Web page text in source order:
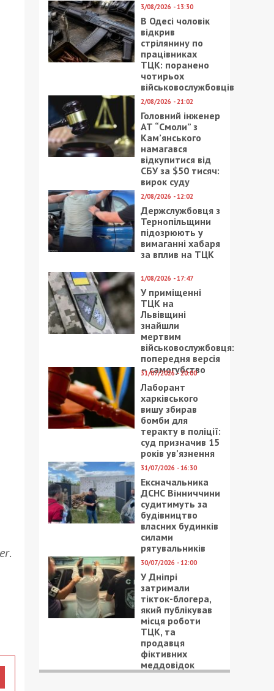
.
3/08/2026 - 13:30
В Одесі чоловік
відкрив
стрілянину по
працівниках
ТЦК: поранено
чотирьох
військовослужбовців
2/08/2026 - 21:02
Головний інженер
АТ “Смоли” з
Кам’янського
намагався
відкупитися від
СБУ за $50 тисяч:
вирок суду
2/08/2026 - 12:02
Держслужбовця з
Тернопільщини
підозрюють у
вимаганні хабаря
за вплив на ТЦК
1/08/2026 - 17:47
У приміщенні
ТЦК на
Львівщині
знайшли
мертвим
військовослужбовця:
попередня версія
– самогубство
31/07/2026 - 20:00
Лаборант
харківського
вишу збирав
бомби для
теракту в поліції:
суд призначив 15
років ув’язнення
31/07/2026 - 16:30
Ексначальника
ДСНС Вінниччини
судитимуть за
будівництво
власних будинків
силами
рятувальників
30/07/2026 - 12:00
У Дніпрі
затримали
тікток-блогера,
який публікував
місця роботи
ТЦК, та
продавця
фіктивних
меддовідок